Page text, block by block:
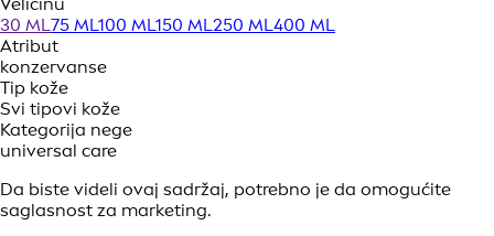
Veličinu
30 ML75 ML100 ML150 ML250 ML400 ML
Atribut
konzervanse
Tip kože
Svi tipovi kože
Kategorija nege
universal care
Da biste videli ovaj sadržaj, potrebno je da omogućite
saglasnost za marketing.